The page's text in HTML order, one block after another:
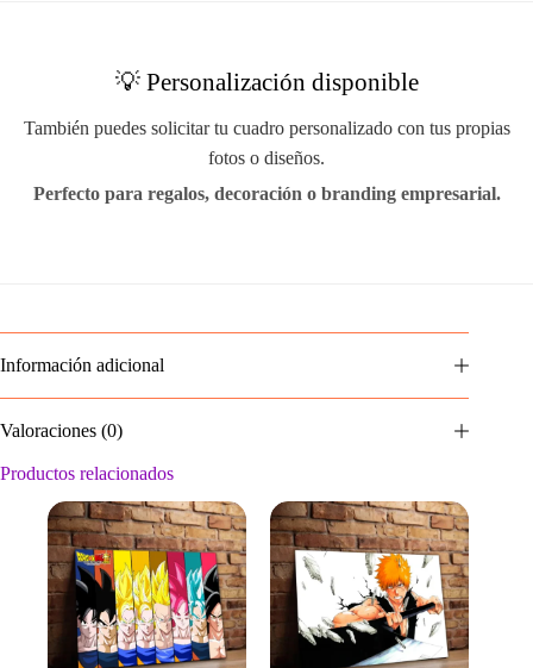
💡 Personalización disponible
También puedes solicitar tu cuadro personalizado con tus propias
fotos o diseños.
Perfecto para regalos, decoración o branding empresarial.
Información adicional
Valoraciones (0)
Productos relacionados